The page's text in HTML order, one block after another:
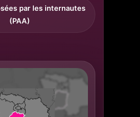
par les internautes
(PAA)